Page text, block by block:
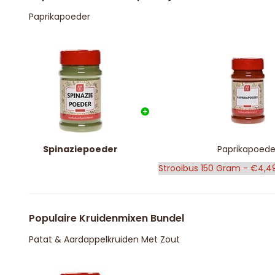
Paprikapoeder
Spinaziepoeder
Populaire Kruidenmixen Bundel
Patat & Aardappelkruiden Met Zout